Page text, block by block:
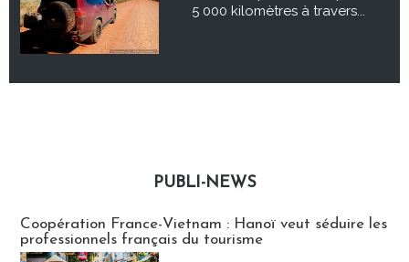
5 000 kilomètres à travers...
PUBLI-NEWS
Coopération France-Vietnam : Hanoï veut séduire les
professionnels français du tourisme